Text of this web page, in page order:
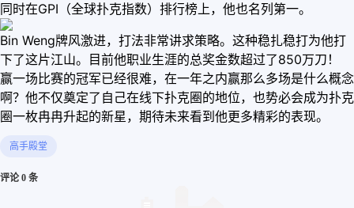
同时在GPI（全球扑克指数）排行榜上，他也名列第一。
Bin Weng牌风激进，打法非常讲求策略。这种稳扎稳打为他打
下了这片江山。目前他职业生涯的总奖金数超过了850万刀！
赢一场比赛的冠军已经很难，在一年之内赢那么多场是什么概念
啊？他不仅奠定了自己在线下扑克圈的地位，也势必会成为扑克
圈一枚冉冉升起的新星，期待未来看到他更多精彩的表现。
高手殿堂
评论 0 条